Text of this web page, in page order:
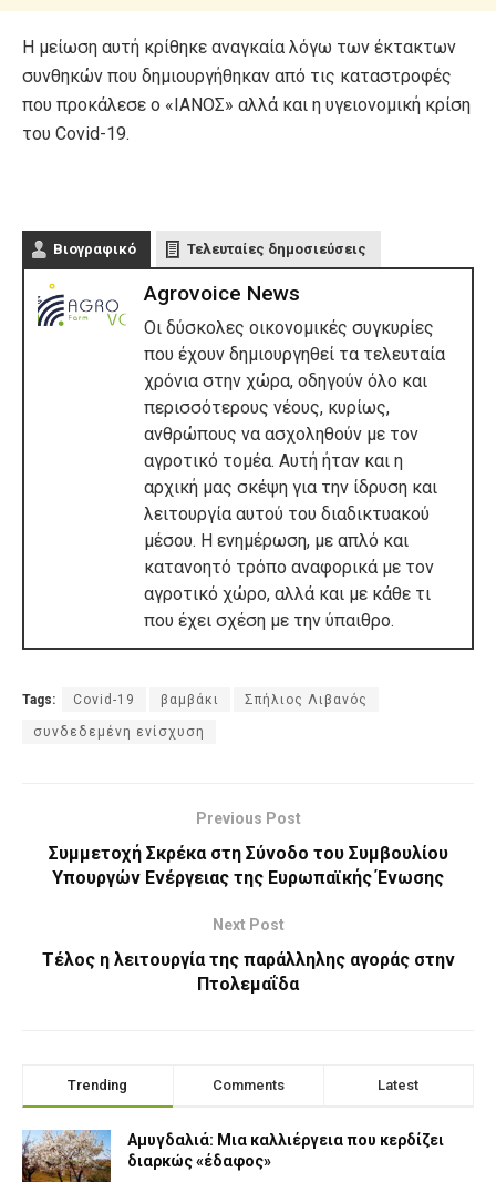
Η μείωση αυτή κρίθηκε αναγκαία λόγω των έκτακτων
συνθηκών που δημιουργήθηκαν από τις καταστροφές
που προκάλεσε ο «ΙΑΝΟΣ» αλλά και η υγειονομική κρίση
του Covid-19.
Βιογραφικό Τελευταίες δημοσιεύσεις
Agrovoice News
Οι δύσκολες οικονομικές συγκυρίες
που έχουν δημιουργηθεί τα τελευταία
χρόνια στην χώρα, οδηγούν όλο και
περισσότερους νέους, κυρίως,
ανθρώπους να ασχοληθούν με τον
αγροτικό τομέα. Αυτή ήταν και η
αρχική μας σκέψη για την ίδρυση και
λειτουργία αυτού του διαδικτυακού
μέσου. Η ενημέρωση, με απλό και
κατανοητό τρόπο αναφορικά με τον
αγροτικό χώρο, αλλά και με κάθε τι
που έχει σχέση με την ύπαιθρο.
Tags: Covid-19 βαμβάκι Σπήλιος Λιβανός
συνδεδεμένη ενίσχυση
Previous Post
Συμμετοχή Σκρέκα στη Σύνοδο του Συμβουλίου
Υπουργών Ενέργειας της Ευρωπαϊκής Ένωσης
Next Post
Τέλος η λειτουργία της παράλληλης αγοράς στην
Πτολεμαΐδα
Trending Comments Latest
Αμυγδαλιά: Μια καλλιέργεια που κερδίζει
διαρκώς «έδαφος»